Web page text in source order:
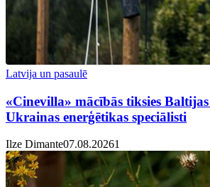
Latvija un pasaulē
«Cinevilla» mācībās tiksies
Ukrainas enerģētikas speciālisti
Ilze Dimante07.08.20261